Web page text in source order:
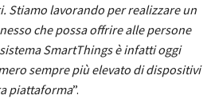
Stiamo lavorando per realizzare un
che possa offrire alle persone
SmartThings è infatti oggi
sempre più elevato di dispositivi
piattaforma”.